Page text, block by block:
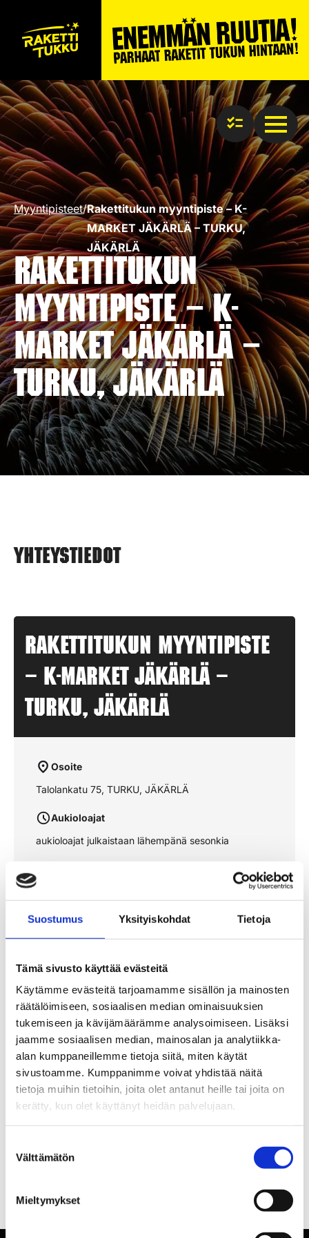
Suostumus Yksityiskohdat Tietoja
Tämä sivusto käyttää evästeitä
Käytämme evästeitä tarjoamamme sisällön ja mainosten
räätälöimiseen, sosiaalisen median ominaisuuksien
tukemiseen ja kävijämäärämme analysoimiseen. Lisäksi
jaamme sosiaalisen median, mainosalan ja analytiikka-
alan kumppaneillemme tietoja siitä, miten käytät
sivustoamme. Kumppanimme voivat yhdistää näitä
tietoja muihin tietoihin, joita olet antanut heille tai joita on
kerätty, kun olet käyttänyt heidän palvelujaan.
valinta
Välttämätön
Mieltymykset
Myyntipisteet/Rakettitukun myyntipiste – K-
MARKET JÄKÄRLÄ – TURKU,
JÄKÄRLÄ
Rakettitukun
myyntipiste – K-
MARKET JÄKÄRLÄ –
TURKU, JÄKÄRLÄ
Yhteystiedot
Rakettitukun myyntipiste
– K-MARKET JÄKÄRLÄ –
TURKU, JÄKÄRLÄ
Osoite
Talolankatu 75, TURKU, JÄKÄRLÄ
Aukioloajat
aukioloajat julkaistaan lähempänä sesonkia
Katso reitti kartalta